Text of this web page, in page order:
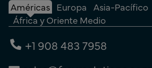
Américas Europa Asia-Pacífico
África y Oriente Medio
+1 908 483 7958